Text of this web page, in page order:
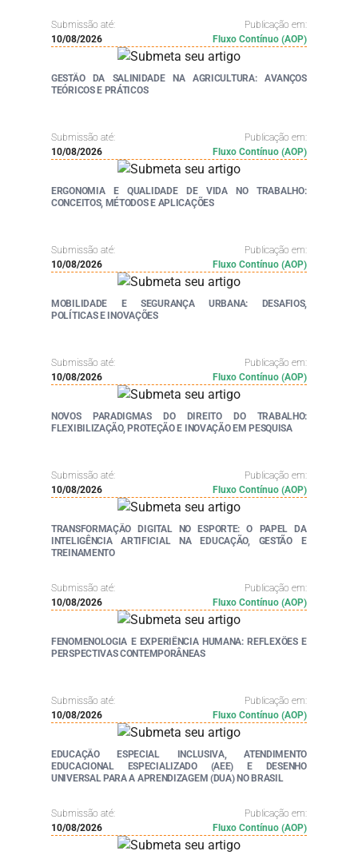
Submissão até:
Publicação em:
10/08/2026
Fluxo Contínuo (AOP)
GESTÃO DA SALINIDADE NA AGRICULTURA: AVANÇOS
TEÓRICOS E PRÁTICOS
Submissão até:
Publicação em:
10/08/2026
Fluxo Contínuo (AOP)
ERGONOMIA E QUALIDADE DE VIDA NO TRABALHO:
CONCEITOS, MÉTODOS E APLICAÇÕES
Submissão até:
Publicação em:
10/08/2026
Fluxo Contínuo (AOP)
MOBILIDADE E SEGURANÇA URBANA: DESAFIOS,
POLÍTICAS E INOVAÇÕES
Submissão até:
Publicação em:
10/08/2026
Fluxo Contínuo (AOP)
NOVOS PARADIGMAS DO DIREITO DO TRABALHO:
FLEXIBILIZAÇÃO, PROTEÇÃO E INOVAÇÃO EM PESQUISA
Submissão até:
Publicação em:
10/08/2026
Fluxo Contínuo (AOP)
TRANSFORMAÇÃO DIGITAL NO ESPORTE: O PAPEL DA
INTELIGÊNCIA ARTIFICIAL NA EDUCAÇÃO, GESTÃO E
TREINAMENTO
Submissão até:
Publicação em:
10/08/2026
Fluxo Contínuo (AOP)
FENOMENOLOGIA E EXPERIÊNCIA HUMANA: REFLEXÕES E
PERSPECTIVAS CONTEMPORÂNEAS
Submissão até:
Publicação em:
10/08/2026
Fluxo Contínuo (AOP)
EDUCAÇÃO ESPECIAL INCLUSIVA, ATENDIMENTO
EDUCACIONAL ESPECIALIZADO (AEE) E DESENHO
UNIVERSAL PARA A APRENDIZAGEM (DUA) NO BRASIL
Submissão até:
Publicação em:
10/08/2026
Fluxo Contínuo (AOP)